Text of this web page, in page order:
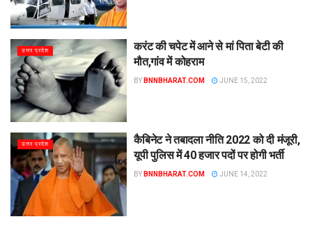
उत्तर प्रदेश
करंट की चपेट में आने से मां पिता बेटी की
मौत,गांव में कोहराम
BY BNNBHARAT.COM JUNE 15, 2022
उत्तर प्रदेश
कैबिनेट ने तबादला नीति 2022 को दी मंजूरी,
यूपी पुलिस में 40 हजार पदों पर होगी भर्ती
BY BNNBHARAT.COM JUNE 14, 2022